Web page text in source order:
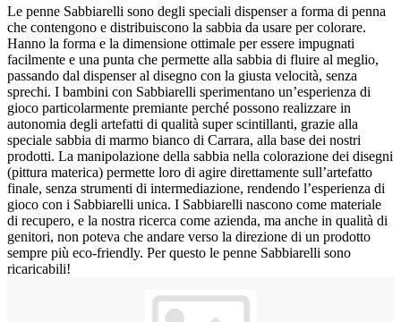
Le penne Sabbiarelli sono degli speciali dispenser a forma di penna
che contengono e distribuiscono la sabbia da usare per colorare.
Hanno la forma e la dimensione ottimale per essere impugnati
facilmente e una punta che permette alla sabbia di fluire al meglio,
passando dal dispenser al disegno con la giusta velocità, senza
sprechi. I bambini con Sabbiarelli sperimentano un’esperienza di
gioco particolarmente premiante perché possono realizzare in
autonomia degli artefatti di qualità super scintillanti, grazie alla
speciale sabbia di marmo bianco di Carrara, alla base dei nostri
prodotti. La manipolazione della sabbia nella colorazione dei disegni
(pittura materica) permette loro di agire direttamente sull’artefatto
finale, senza strumenti di intermediazione, rendendo l’esperienza di
gioco con i Sabbiarelli unica. I Sabbiarelli nascono come materiale
di recupero, e la nostra ricerca come azienda, ma anche in qualità di
genitori, non poteva che andare verso la direzione di un prodotto
sempre più eco-friendly. Per questo le penne Sabbiarelli sono
ricaricabili!